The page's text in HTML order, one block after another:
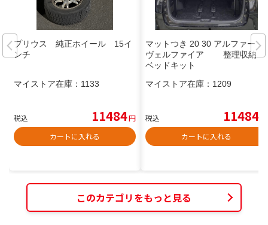
プリウス 純正ホイール 15イ
ンチ
マイストア在庫： 1133
税込 11484円
カートに入れる
マットつき 20 30 アルファード
ヴェルファイア 整理収納
ベッドキット
マイストア在庫： 1209
税込 11484
カートに入れる
このカテゴリをもっと見る